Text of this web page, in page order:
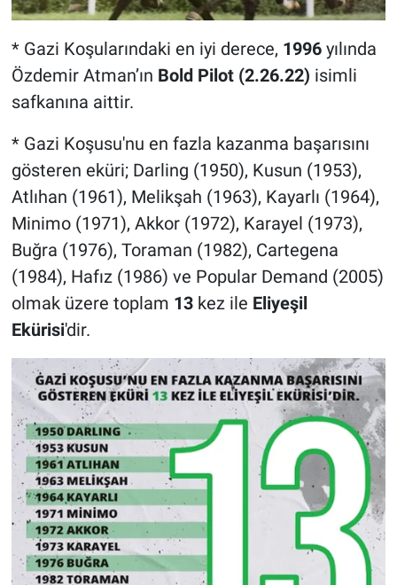
* Gazi Koşularındaki en iyi derece, 1996yılında
Özdemir Atman’ın Bold Pilot (2.26.22) isimli
safkanına aittir.
* Gazi Koşusu'nu en fazla kazanma başarısını
gösteren eküri; Darling (1950), Kusun (1953),
Atlıhan (1961), Melikşah (1963), Kayarlı (1964),
Minimo (1971), Akkor (1972), Karayel (1973),
Buğra (1976), Toraman (1982), Cartegena
(1984), Hafız (1986) ve Popular Demand (2005)
olmak üzere toplam 13kez ile Eliyeşil
Ekürisi'dir.